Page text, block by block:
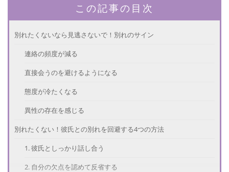
この記事の目次
別れたくないなら見逃さないで！別れのサイン
連絡の頻度が減る
直接会うのを避けるようになる
態度が冷たくなる
異性の存在を感じる
別れたくない！彼氏との別れを回避する4つの方法
1. 彼氏としっかり話し合う
2. 自分の欠点を認めて反省する